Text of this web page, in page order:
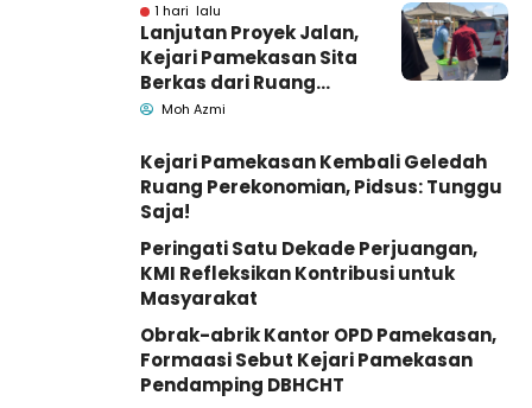
1 hari lalu
Lanjutan Proyek Jalan,
Kejari Pamekasan Sita
Berkas dari Ruang
Pemkab Pamekasan
Moh Azmi
Kejari Pamekasan Kembali Geledah
Ruang Perekonomian, Pidsus: Tunggu
Saja!
Peringati Satu Dekade Perjuangan,
KMI Refleksikan Kontribusi untuk
Masyarakat
Obrak-abrik Kantor OPD Pamekasan,
Formaasi Sebut Kejari Pamekasan
Pendamping DBHCHT